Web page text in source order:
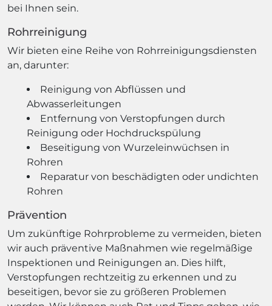
bei Ihnen sein.
Rohrreinigung
Wir bieten eine Reihe von Rohrreinigungsdiensten
an, darunter:
Reinigung von Abflüssen und
Abwasserleitungen
Entfernung von Verstopfungen durch
Reinigung oder Hochdruckspülung
Beseitigung von Wurzeleinwüchsen in
Rohren
Reparatur von beschädigten oder undichten
Rohren
Prävention
Um zukünftige Rohrprobleme zu vermeiden, bieten
wir auch präventive Maßnahmen wie regelmäßige
Inspektionen und Reinigungen an. Dies hilft,
Verstopfungen rechtzeitig zu erkennen und zu
beseitigen, bevor sie zu größeren Problemen